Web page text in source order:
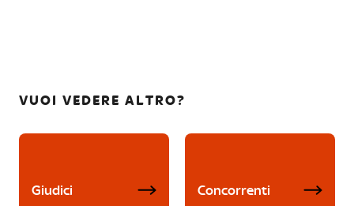
VUOI VEDERE ALTRO?
Giudici Concorrenti